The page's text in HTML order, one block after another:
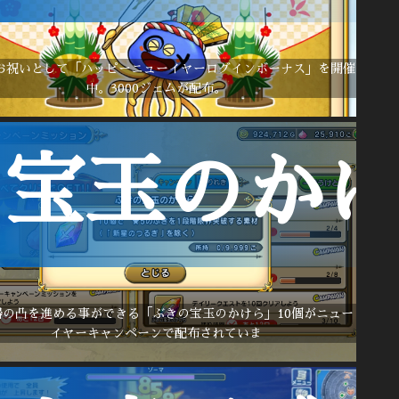
祝いとして「ハッピーニューイヤーログインボーナス」を開催
中。3000ジェムが配布。
宝玉のか
凸を進める事ができる「ぶきの宝玉のかけら」10個がニュー
イヤーキャンペーンで配布されていま